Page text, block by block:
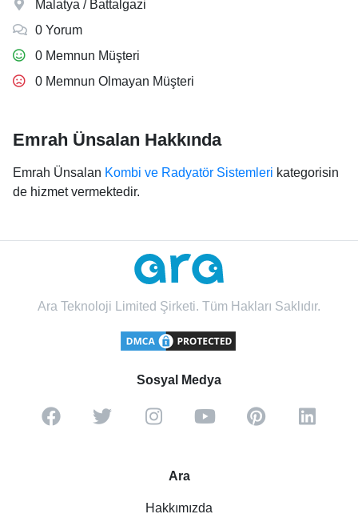
Malatya / Battalgazi
0 Yorum
0 Memnun Müşteri
0 Memnun Olmayan Müşteri
Emrah Ünsalan Hakkında
Emrah Ünsalan Kombi ve Radyatör Sistemleri kategorisin
de hizmet vermektedir.
Ara Teknoloji Limited Şirketi. Tüm Hakları Saklıdır.
Sosyal Medya
Ara
Hakkımızda